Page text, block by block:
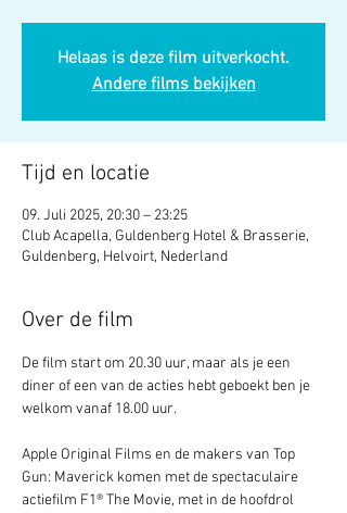
Helaas is deze film uitverkocht.
Andere films bekijken
Tijd en locatie
09. Juli 2025, 20:30 – 23:25
Club Acapella, Guldenberg Hotel & Brasserie,
Guldenberg, Helvoirt, Nederland
Over de film
De film start om 20.30 uur, maar als je een
diner of een van de acties hebt geboekt ben je
welkom vanaf 18.00 uur.
Apple Original Films en de makers van Top
Gun: Maverick komen met de spectaculaire
actiefilm F1® The Movie, met in de hoofdrol